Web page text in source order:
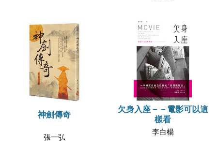
神劍傳奇
張一弘
欠身入座－－電影可以這
樣看
李白楊